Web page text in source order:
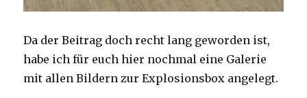
Da der Beitrag doch recht lang geworden ist,
habe ich für euch hier nochmal eine Galerie
mit allen Bildern zur Explosionsbox angelegt.